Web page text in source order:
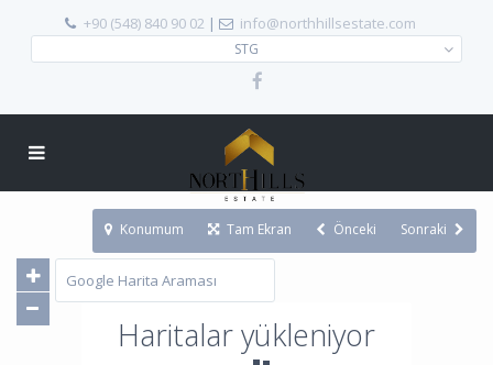
+90 (548) 840 90 02 | info@northhillsestate.com
STG
Haritalar yükleniyor
Konumum Tam Ekran Önceki Sonraki